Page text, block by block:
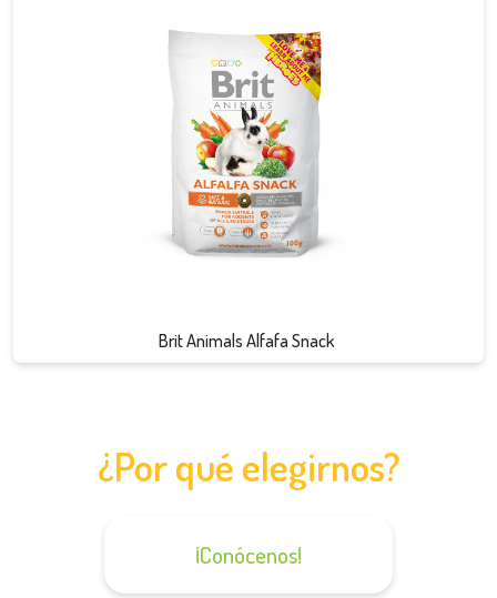
Ver detalle
Brit Animals Alfafa Snack
¿Por qué elegirnos?
¡Conócenos!